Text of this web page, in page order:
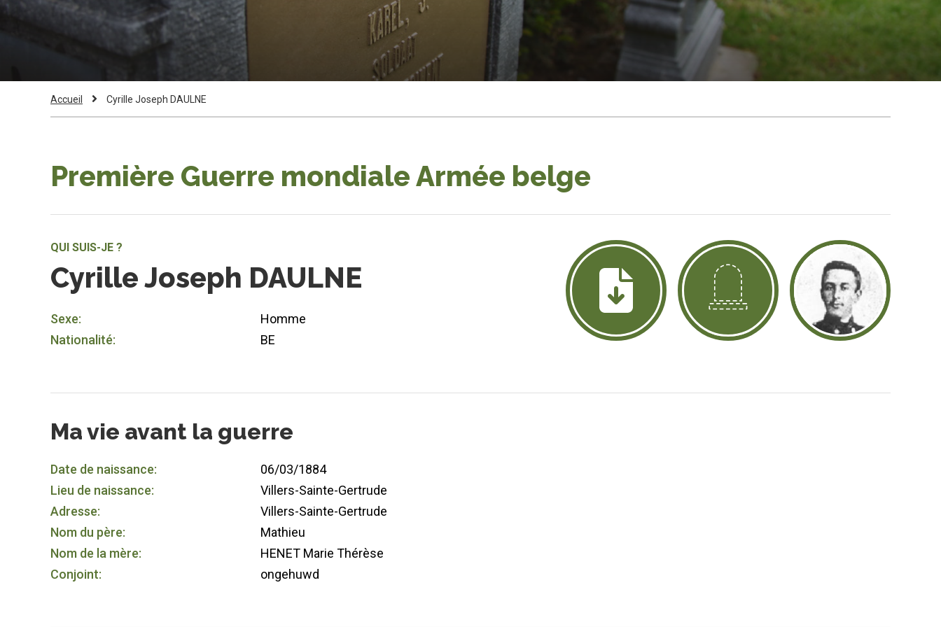
Fil
Accueil
Current
Cyrille Joseph DAULNE
Première Guerre mondiale Armée belge
QUI SUIS-JE ?
Cyrille Joseph DAULNE
Sexe:
Homme
Nationalité:
BE
Ma vie avant la guerre
Date de naissance:
06/03/1884
Lieu de naissance:
Villers-Sainte-Gertrude
Adresse:
Villers-Sainte-Gertrude
Nom du père:
Mathieu
Nom de la mère:
HENET Marie Thérèse
Conjoint:
ongehuwd